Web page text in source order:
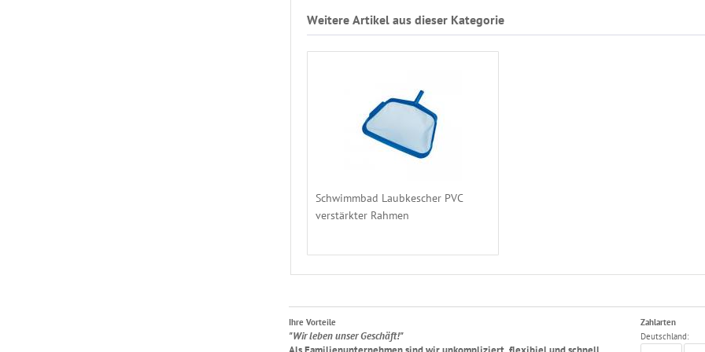
Weitere Artikel aus dieser Kategorie
Schwimmbad Laubkescher PVC
verstärkter Rahmen
Ihre Vorteile
"Wir leben unser Geschäft!"
Zahlarten
Deutschland: